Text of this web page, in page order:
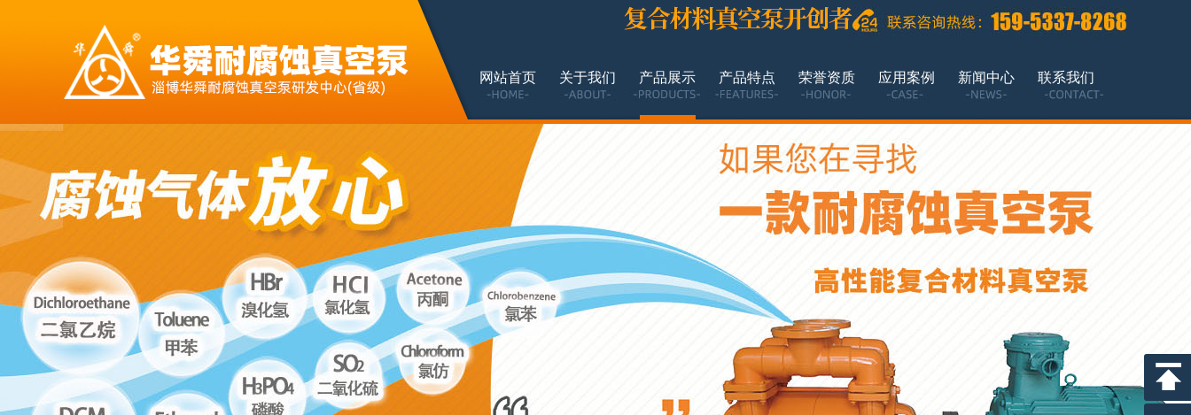
网站首页 关于我们 产品展示 产品特点 荣誉资质 应用案例 新闻中心 联系我们